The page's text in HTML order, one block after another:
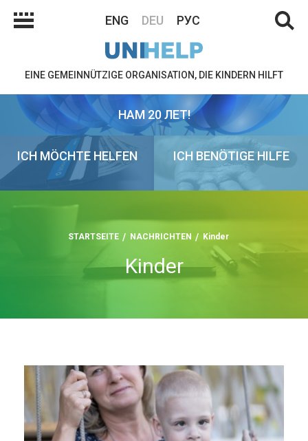
ENG DEU РУС
EINE GEMEINNÜTZIGE ORGANISATION, DIE KINDERN HILFT
НАМ 20 ЛЕТ!
ICH MÖCHTE HELFEN ICH BENÖTIGE HILFE
STARTSEITE NACHRICHTEN Kinder
Kinder